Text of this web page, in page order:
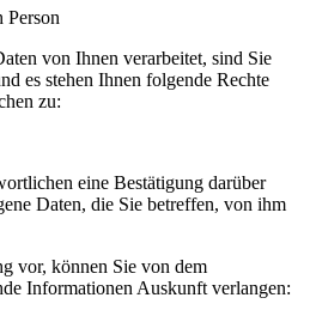
Person
von Ihnen verarbeitet, sind Sie
es stehen Ihnen folgende Rechte
zu:
eine Bestätigung darüber
Daten, die Sie betreffen, von ihm
vor, können Sie von dem
Informationen Auskunft verlangen: